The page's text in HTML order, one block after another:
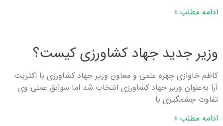
ادامه مطلب »
وزیر جدید جهاد کشاورزی کیست؟
کاظم خاوازی چهره علمی و معاون وزیر جهاد کشاورزی با اکثریت
آرا به‌عنوان وزیر جهاد کشاورزی انتخاب شد اما سوابق عملی وی
تفاوت چشمگیری با
ادامه مطلب »